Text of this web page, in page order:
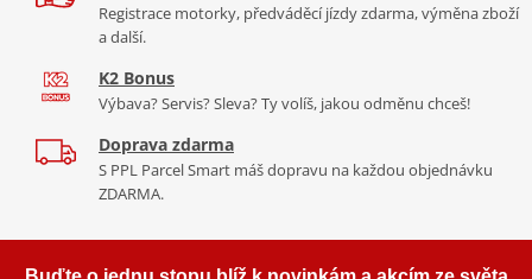
Registrace motorky, předváděcí jízdy zdarma, výměna zboží
a další.
K2 Bonus
Výbava? Servis? Sleva? Ty volíš, jakou odměnu chceš!
Doprava zdarma
S PPL Parcel Smart máš dopravu na každou objednávku
ZDARMA.